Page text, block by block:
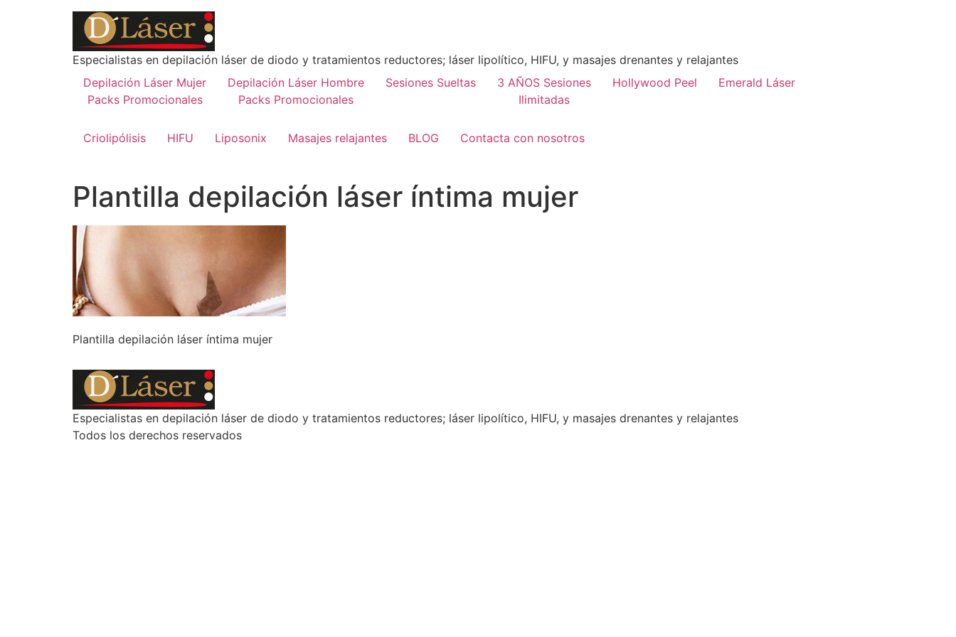
Especialistas en depilación láser de diodo y tratamientos reductores; láser lipolítico, HIFU, y masajes drenantes y relajantes
Depilación Láser Mujer
Packs Promocionales
Depilación Láser Hombre
Packs Promocionales
Sesiones Sueltas
3 AÑOS Sesiones
Ilimitadas
Hollywood Peel Emerald Láser
Criolipólisis HIFU Liposonix Masajes relajantes BLOG Contacta con nosotros
Plantilla depilación láser íntima mujer
Plantilla depilación láser íntima mujer
Especialistas en depilación láser de diodo y tratamientos reductores; láser lipolítico, HIFU, y masajes drenantes y relajantes
Todos los derechos reservados